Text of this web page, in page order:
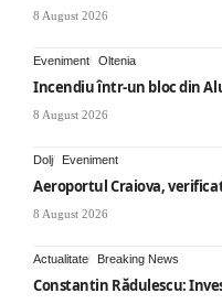
8 August 2026
Eveniment Oltenia
Incendiu într-un bloc din
8 August 2026
Dolj Eveniment
Aeroportul Craiova,
8 August 2026
Actualitate Breaking News
Constantin Rădulescu: